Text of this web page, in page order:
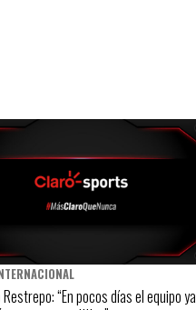
“En pocos días el equipo ya